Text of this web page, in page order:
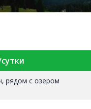
рядом с озером